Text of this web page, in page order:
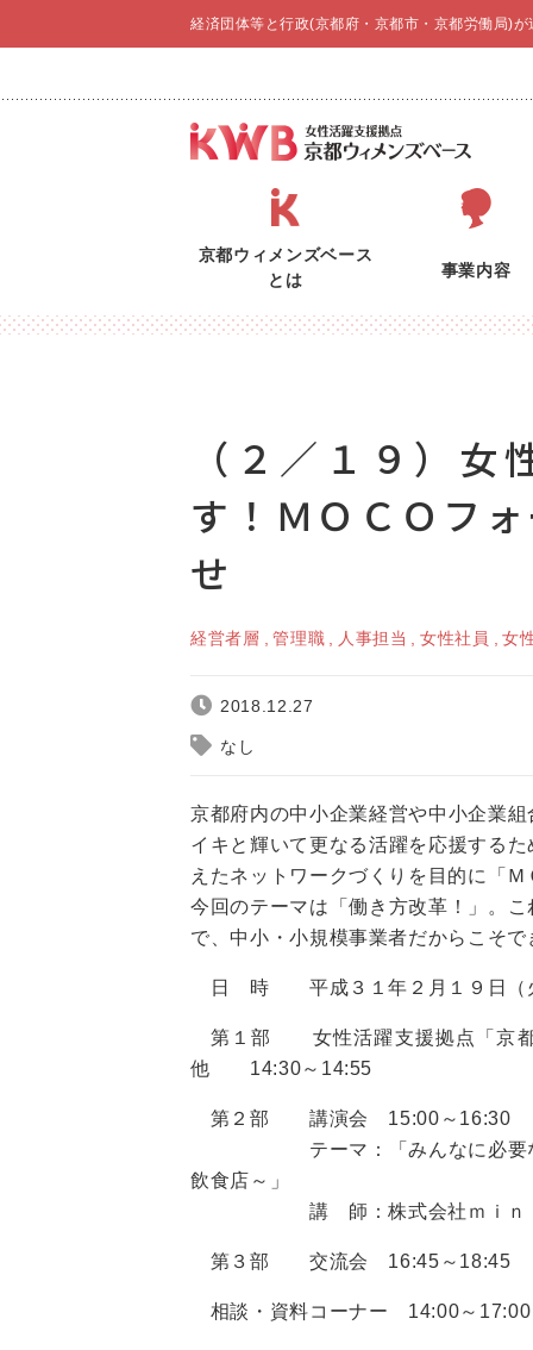
経済団体等と行政(京都府・京都市・京都労働局)
京都ウィメンズベース
とは
事業内容
（２／１９）
す！ＭＯＣＯフ
せ
経営者層 管理職 人事担当 女性社員 女
2018.12.27
なし
京都府内の中小企業経営や中小企業
イキと輝いて更なる活躍を応援する
えたネットワークづくりを目的に「
今回のテーマは「働き方改革！」。
で、中小・小規模事業者だからこそ
日 時 平成３１年２月１９日（
第１部 女性活躍支援拠点「京都
他 14:30～14:55
第２部 講演会 15:00～16:30
テーマ：「みんなに必要な新
飲食店～」
講 師：株式会社ｍｉｎｉ
第３部 交流会 16:45～18:45
相談・資料コーナー 14:00～17:00